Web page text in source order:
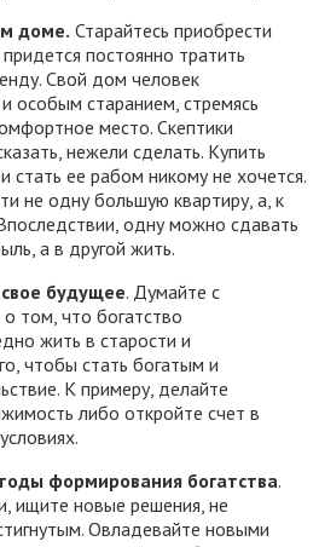
доме. Старайтесь приобрести
постоянно тратить
Свой дом человек
особым старанием, стремясь
место. Скептики
нежели сделать. Купить
стать ее рабом никому не хочется.
не одну большую квартиру, а, к
одну можно сдавать
а в другой жить.
будущее. Думайте с
том, что богатство
жить в старости и
чтобы стать богатым и
К примеру, делайте
либо откройте счет в
формирования богатства.
ищите новые решения, не
Овладевайте новыми